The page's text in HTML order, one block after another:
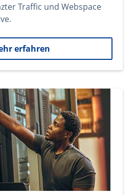
Traffic und Webspace
erfahren